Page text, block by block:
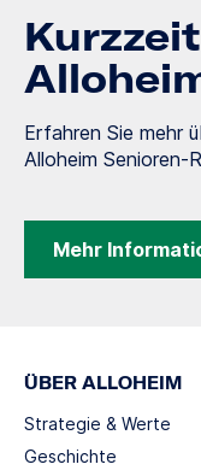
Erfahren Sie mehr
Alloheim Senioren-
Mehr
ÜBER ALLOHEIM
Strategie & Werte
Geschichte